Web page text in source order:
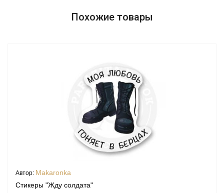
Похожие товары
Автор: Makaronka
Стикеры "Жду солдата"